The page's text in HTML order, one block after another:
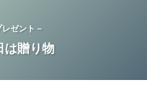
ゼント－
は贈り物